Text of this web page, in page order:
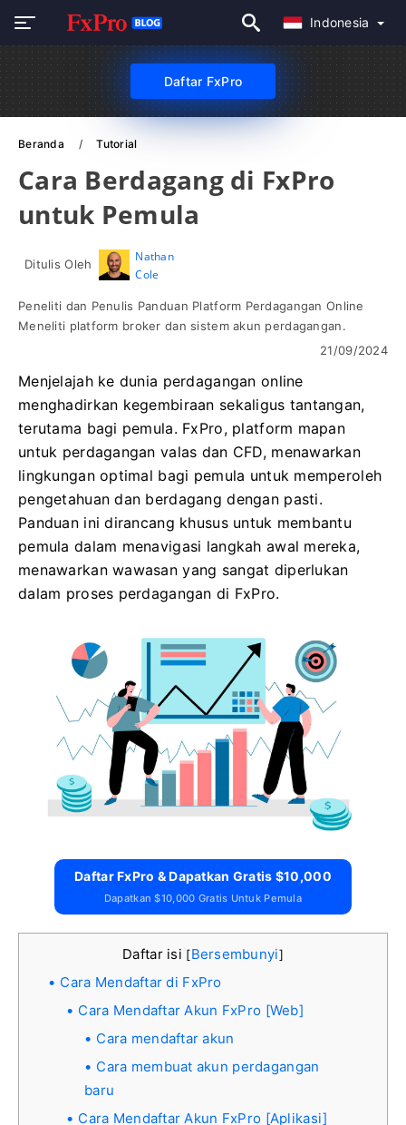
Indonesia
Daftar FxPro
Beranda Tutorial
Cara Berdagang di FxPro
untuk Pemula
Ditulis Oleh
Nathan
Cole
Peneliti dan Penulis Panduan Platform Perdagangan Online
Meneliti platform broker dan sistem akun perdagangan.
21/09/2024
Menjelajah ke dunia perdagangan online
menghadirkan kegembiraan sekaligus tantangan,
terutama bagi pemula. FxPro, platform mapan
untuk perdagangan valas dan CFD, menawarkan
lingkungan optimal bagi pemula untuk memperoleh
pengetahuan dan berdagang dengan pasti.
Panduan ini dirancang khusus untuk membantu
pemula dalam menavigasi langkah awal mereka,
menawarkan wawasan yang sangat diperlukan
dalam proses perdagangan di FxPro.
Daftar FxPro & Dapatkan Gratis $10,000
Dapatkan $10,000 Gratis Untuk Pemula
Daftar isi [Bersembunyi]
Cara Mendaftar di FxPro
Cara Mendaftar Akun FxPro [Web]
Cara mendaftar akun
Cara membuat akun perdagangan
baru
Cara Mendaftar Akun FxPro [Aplikasi]